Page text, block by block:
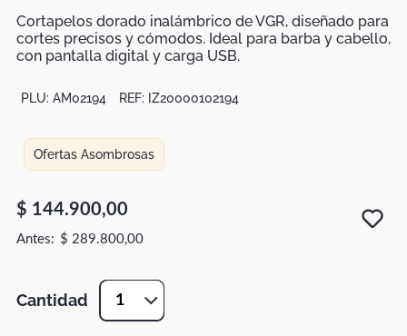
Cortapelos dorado inalámbrico de VGR, diseñado para
cortes precisos y cómodos. Ideal para barba y cabello,
con pantalla digital y carga USB.
PLU: AM02194 REF: IZ20000102194
Ofertas Asombrosas
$ 144.900,00
$ 289.800,00
Cantidad 1